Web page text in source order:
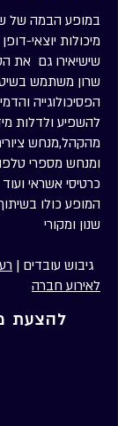
במופע הבמה של
מיכולות יוצאי-
שישיאירו גם את
שרון משתמש
הפסיכולוגייה
להשפיע ולדלות
מהקהל,מנחש
ומנחש מספרי
כרטיסי אשראי
המופע כולו
שנון ומקורי
גיבוש עובדים |
לאירוע חברה
להצעת